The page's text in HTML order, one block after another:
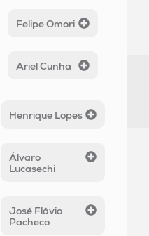
Felipe Omori
Ariel Cunha
Henrique Lopes
Álvaro
Lucasechi
José Flávio
Pacheco